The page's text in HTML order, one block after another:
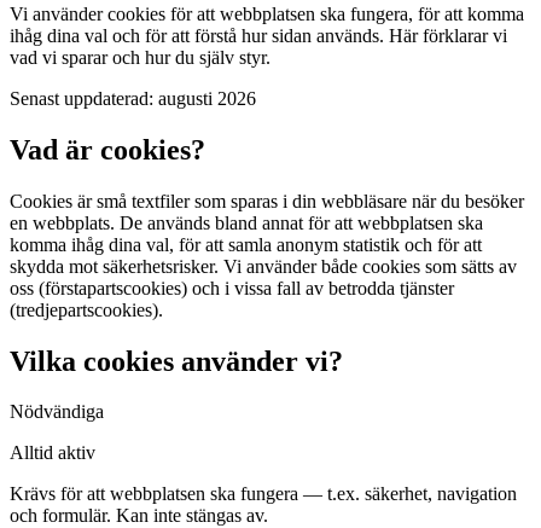
Vi använder cookies för att webbplatsen ska fungera, för att komma
ihåg dina val och för att förstå hur sidan används. Här förklarar vi
vad vi sparar och hur du själv styr.
Senast uppdaterad: augusti 2026
Vad är cookies?
Cookies är små textfiler som sparas i din webbläsare när du besöker
en webbplats. De används bland annat för att webbplatsen ska
komma ihåg dina val, för att samla anonym statistik och för att
skydda mot säkerhetsrisker. Vi använder både cookies som sätts av
oss (förstapartscookies) och i vissa fall av betrodda tjänster
(tredjepartscookies).
Vilka cookies använder vi?
Nödvändiga
Alltid aktiv
Krävs för att webbplatsen ska fungera — t.ex. säkerhet, navigation
och formulär. Kan inte stängas av.